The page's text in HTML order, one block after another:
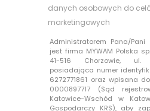
danych osobowych do
marketingowych
Administratorem Pana/
jest firma MYWAM Polska
41-516 Chorzowie, ul.
posiadająca numer
6272771861 oraz wpisana
0000897717 (Sąd
Katowice-Wschód w
Gospodarczy KRS), aby